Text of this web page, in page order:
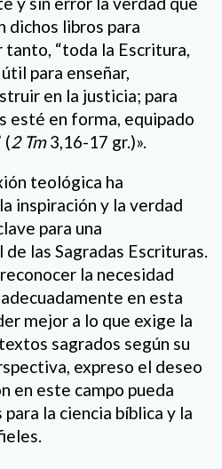
dichos libros para
tanto, “toda la Escritura,
para enseñar,
en la justicia; para
esté en forma, equipado
(2 Tm3,16-17 gr.)».
teológica ha
inspiración y la verdad
para una
las Sagradas Escrituras.
la necesidad
en esta
mejor a lo que exige la
sagrados según su
expreso el deseo
en este campo pueda
la ciencia bíblica y la